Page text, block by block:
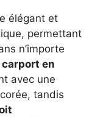
élégant et
permettant
n’importe
carport en
avec une
tandis